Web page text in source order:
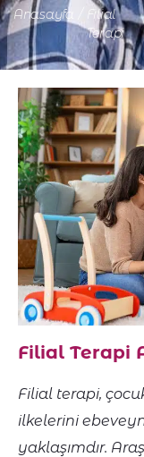
Anasayfa
Filial
Terapi
Filial Terapi
Filial terapi,
ilkelerini
yaklaşımdır.